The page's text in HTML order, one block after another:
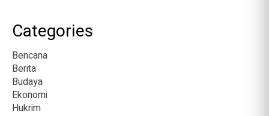
Categories
Bencana
Berita
Budaya
Ekonomi
Hukrim